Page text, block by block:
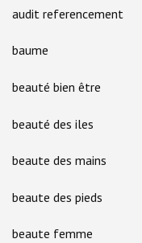
audit referencement
baume
beauté bien être
beauté des iles
beaute des mains
beaute des pieds
beaute femme